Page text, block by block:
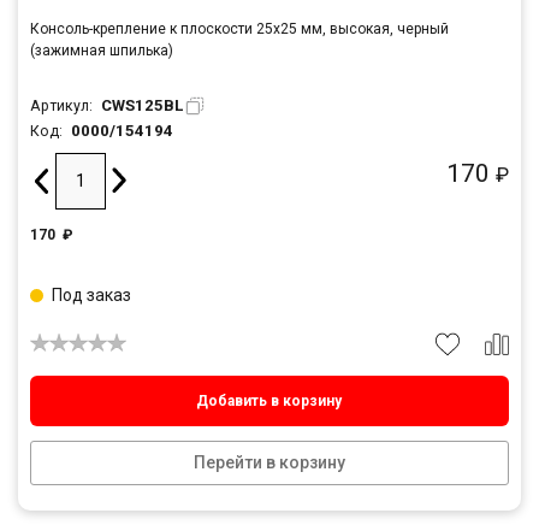
Консоль-крепление к плоскости 25х25 мм, высокая, черный
(зажимная шпилька)
Артикул: CWS125BL
Код: 0000/154194
170 ₽
170 ₽
Добавить в корзину
Перейти в корзину
Под заказ